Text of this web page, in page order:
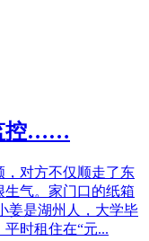
控……
，对方不仅顺走了东
气。家门口的纸箱
姜是湖州人，大学毕
时租住在“元...